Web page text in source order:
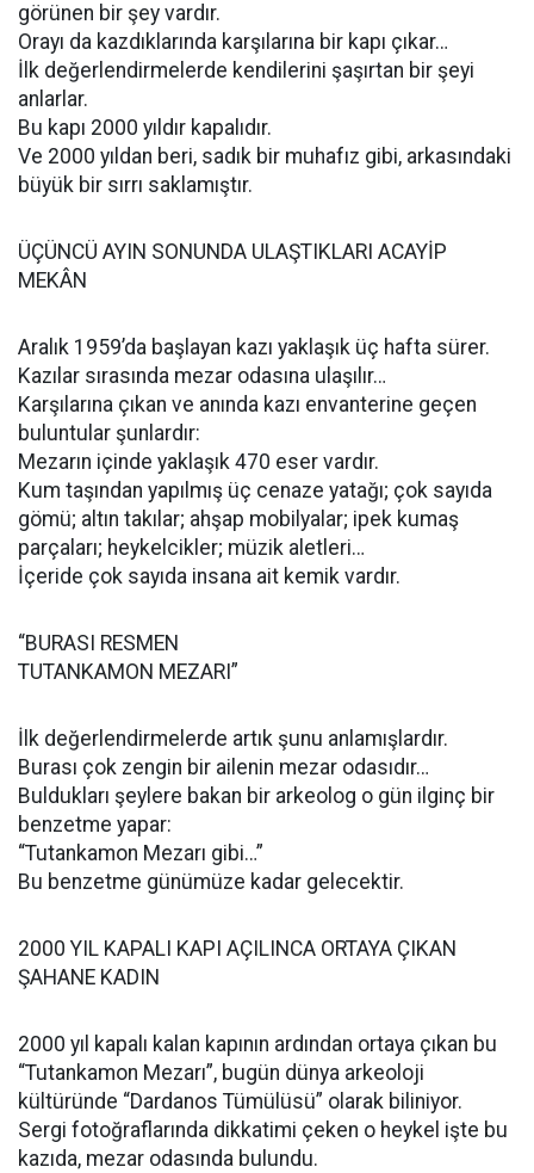
görünen bir şey vardır.
Orayı da kazdıklarında karşılarına bir kapı çıkar…
İlk değerlendirmelerde kendilerini şaşırtan bir şeyi
anlarlar.
Bu kapı 2000 yıldır kapalıdır.
Ve 2000 yıldan beri, sadık bir muhafız gibi, arkasındaki
büyük bir sırrı saklamıştır.
ÜÇÜNCÜ AYIN SONUNDA ULAŞTIKLARI ACAYİP
MEKÂN
Aralık 1959’da başlayan kazı yaklaşık üç hafta sürer.
Kazılar sırasında mezar odasına ulaşılır…
Karşılarına çıkan ve anında kazı envanterine geçen
buluntular şunlardır:
Mezarın içinde yaklaşık 470 eser vardır.
Kum taşından yapılmış üç cenaze yatağı; çok sayıda
gömü; altın takılar; ahşap mobilyalar; ipek kumaş
parçaları; heykelcikler; müzik aletleri…
İçeride çok sayıda insana ait kemik vardır.
“BURASI RESMEN
TUTANKAMON MEZARI”
İlk değerlendirmelerde artık şunu anlamışlardır.
Burası çok zengin bir ailenin mezar odasıdır…
Buldukları şeylere bakan bir arkeolog o gün ilginç bir
benzetme yapar:
“Tutankamon Mezarı gibi…”
Bu benzetme günümüze kadar gelecektir.
2000 YIL KAPALI KAPI AÇILINCA ORTAYA ÇIKAN
ŞAHANE KADIN
2000 yıl kapalı kalan kapının ardından ortaya çıkan bu
“Tutankamon Mezarı”, bugün dünya arkeoloji
kültüründe “Dardanos Tümülüsü” olarak biliniyor.
Sergi fotoğraflarında dikkatimi çeken o heykel işte bu
kazıda, mezar odasında bulundu.